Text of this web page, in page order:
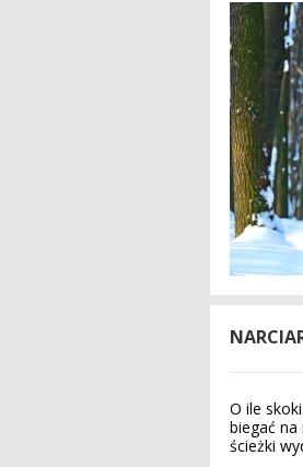
O ile
biegać na
ścieżki